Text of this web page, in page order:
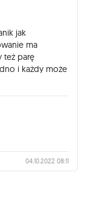
jak
ma
też parę
i każdy może
04.10.2022 08:11